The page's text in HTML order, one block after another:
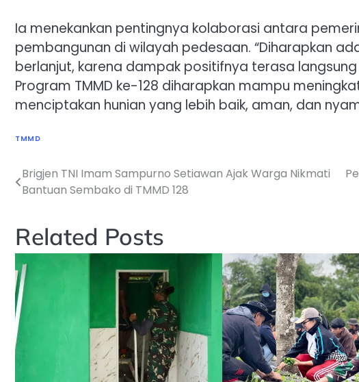
Ia menekankan pentingnya kolaborasi antara
pembangunan di wilayah pedesaan. “Diharapkan
berlanjut, karena dampak positifnya terasa langsung
Program TMMD ke-128 diharapkan mampu
menciptakan hunian yang lebih baik, aman, dan
TMMD
Navigasi
Brigjen TNI Imam Sampurno Setiawan Ajak Warga Nikmati
Bantuan Sembako di TMMD 128
Related Posts